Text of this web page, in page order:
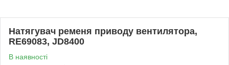
Натягувач ременя приводу вентилятора,
RE69083, JD8400
В наявності